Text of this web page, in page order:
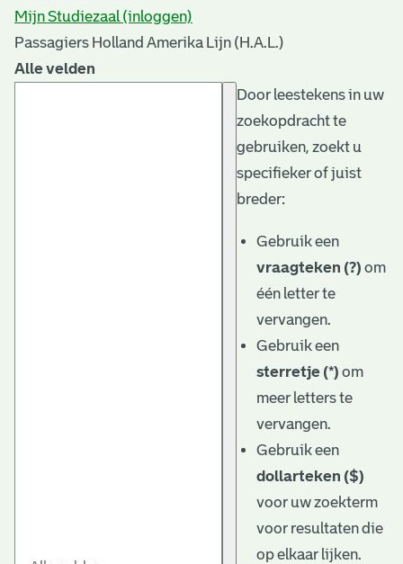
Mijn Studiezaal (inloggen)
Passagiers Holland Amerika Lijn (H.A.L.)
Alle velden
Door leestekens in uw
zoekopdracht te
gebruiken, zoekt u
specifieker of juist
breder:
Gebruik een
vraagteken (?) om
één letter te
vervangen.
Gebruik een
sterretje (*) om
meer letters te
vervangen.
Gebruik een
dollarteken ($)
voor uw zoekterm
voor resultaten die
op elkaar lijken.